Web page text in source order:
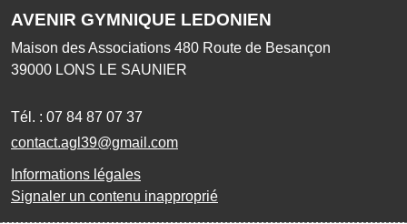
AVENIR GYMNIQUE LEDONIEN
Maison des Associations 480 Route de Besançon
39000 LONS LE SAUNIER
Tél. : 07 84 87 07 37
contact.agl39@gmail.com
Informations légales
Signaler un contenu inapproprié